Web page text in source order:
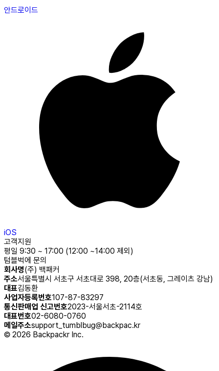
안드로이드
iOS
고객지원
평일 9:30 ~ 17:00 (12:00 ~14:00 제외)
텀블벅에 문의
회사명(주) 백패커
주소서울특별시 서초구 서초대로 398, 20층(서초동, 그레이츠 강남)
대표김동환
사업자등록번호107-87-83297
통신판매업 신고번호2023-서울서초-2114호
대표번호02-6080-0760
메일주소support_tumblbug@backpac.kr
© 2026 Backpackr Inc.